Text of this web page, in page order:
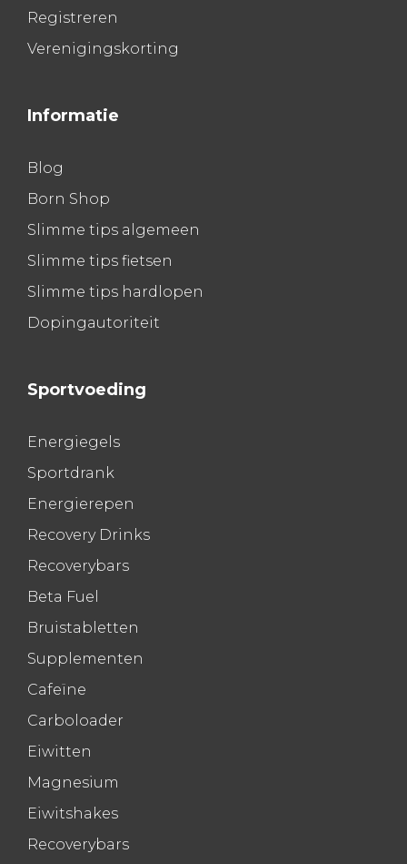
Registreren
Verenigingskorting
Informatie
Blog
Born Shop
Slimme tips algemeen
Slimme tips fietsen
Slimme tips hardlopen
Dopingautoriteit
Sportvoeding
Energiegels
Sportdrank
Energierepen
Recovery Drinks
Recoverybars
Beta Fuel
Bruistabletten
Supplementen
Cafeïne
Carboloader
Eiwitten
Magnesium
Eiwitshakes
Recoverybars